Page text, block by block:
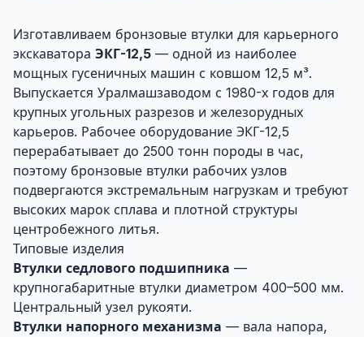
Изготавливаем бронзовые втулки для карьерного
экскаватора ЭКГ-12,5 — одной из наиболее
мощных гусеничных машин с ковшом 12,5 м³.
Выпускается Уралмашзаводом с 1980-х годов для
крупных угольных разрезов и железорудных
карьеров. Рабочее оборудование ЭКГ-12,5
перерабатывает до 2500 тонн породы в час,
поэтому бронзовые втулки рабочих узлов
подвергаются экстремальным нагрузкам и требуют
высоких марок сплава и плотной структуры
центробежного литья.
Типовые изделия
Втулки седлового подшипника —
крупногабаритные втулки диаметром 400–500 мм.
Центральный узел рукояти.
Втулки напорного механизма — вала напора,